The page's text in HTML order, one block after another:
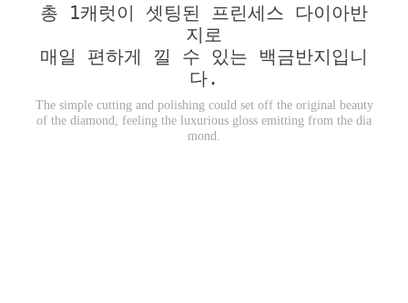
총 1캐럿이 셋팅된 프린세스 다이아반
지로
매일 편하게 낄 수 있는 백금반지입니
다.
The simple cutting and polishing could set off the original beauty
of the diamond, feeling the luxurious gloss emitting from the dia
mond.